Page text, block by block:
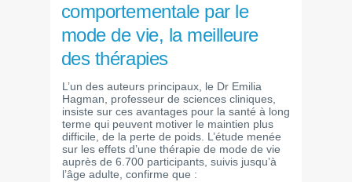
comportementale par le
mode de vie, la meilleure
des thérapies
L’un des auteurs principaux, le Dr Emilia
Hagman, professeur de sciences cliniques,
insiste sur ces avantages pour la santé à long
terme qui peuvent motiver le maintien plus
difficile, de la perte de poids. L’étude menée
sur les effets d’une thérapie de mode de vie
auprès de 6.700 participants, suivis jusqu’à
l’âge adulte, confirme que :